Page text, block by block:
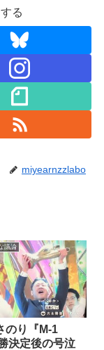
る
miyearnzzlabo
議論
のり『M-1
決定後の号泣